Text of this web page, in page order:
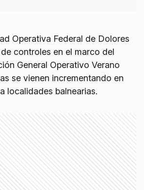
Operativa Federal de Dolores
controles en el marco del
General Operativo Verano
se vienen incrementando en
localidades balnearias.